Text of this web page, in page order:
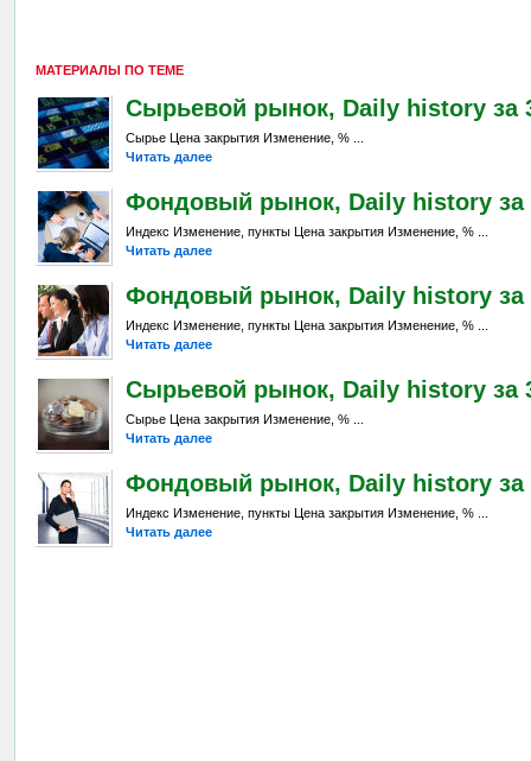
МАТЕРИАЛЫ ПО ТЕМЕ
Сырьевой рынок, Daily history за
Сырье Цена закрытия Изменение, % ...
Читать далее
Фондовый рынок, Daily history за
Индекс Изменение, пункты Цена закрытия Изменение, % ...
Читать далее
Фондовый рынок, Daily history за
Индекс Изменение, пункты Цена закрытия Изменение, % ...
Читать далее
Сырьевой рынок, Daily history за
Сырье Цена закрытия Изменение, % ...
Читать далее
Фондовый рынок, Daily history за
Индекс Изменение, пункты Цена закрытия Изменение, % ...
Читать далее